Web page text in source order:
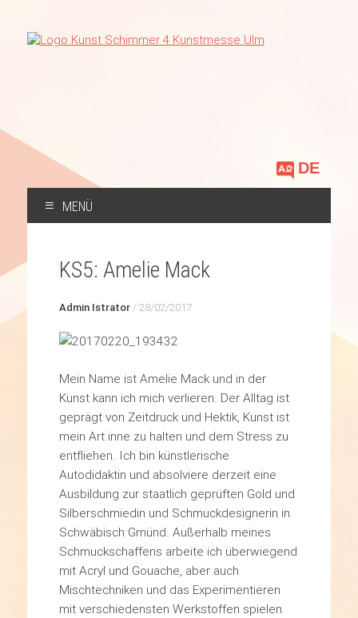
Sprache
auswählen
MENÜ
SPRINGEN
KS5: Amelie Mack
Admin Istrator/ 28/02/2017
Mein Name ist Amelie Mack und in der
Kunst kann ich mich verlieren. Der Alltag ist
geprägt von Zeitdruck und Hektik, Kunst ist
mein Art inne zu halten und dem Stress zu
entfliehen. Ich bin künstlerische
Autodidaktin und absolviere derzeit eine
Ausbildung zur staatlich geprüften Gold und
Silberschmiedin und Schmuckdesignerin in
Schwäbisch Gmünd. Außerhalb meines
Schmuckschaffens arbeite ich überwiegend
mit Acryl und Gouache, aber auch
Mischtechniken und das Experimentieren
mit verschiedensten Werkstoffen spielen